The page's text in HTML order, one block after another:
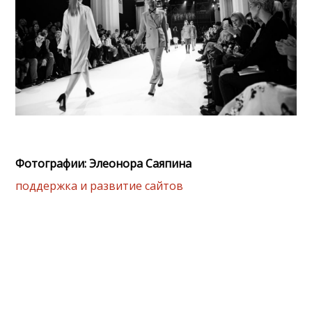
Фотографии: Элеонора Саяпина
поддержка и развитие сайтов